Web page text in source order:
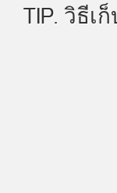
TIP. วิธีเ